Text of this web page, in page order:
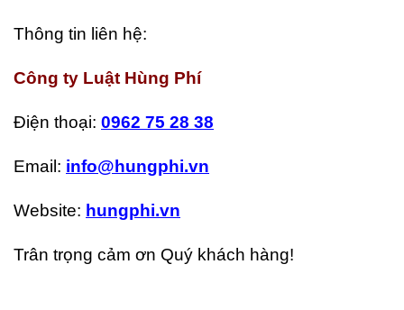
Thông tin liên hệ:
Công ty Luật Hùng Phí
Điện thoại: 0962 75 28 38
Email: info@hungphi.vn
Website: hungphi.vn
Trân trọng cảm ơn Quý khách hàng!